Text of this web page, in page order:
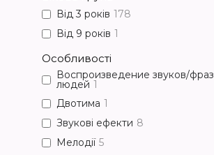
Від 3 років 178
Від 9 років 1
Особливості
Воспроизведение звуков/фраз
людей 1
Двотима 1
Звукові ефекти 8
Мелодії 5